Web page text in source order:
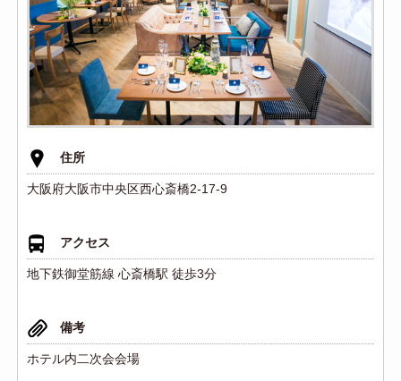
住所
大阪府大阪市中央区西心斎橋2-17-9
アクセス
地下鉄御堂筋線 心斎橋駅 徒歩3分
備考
ホテル内二次会会場